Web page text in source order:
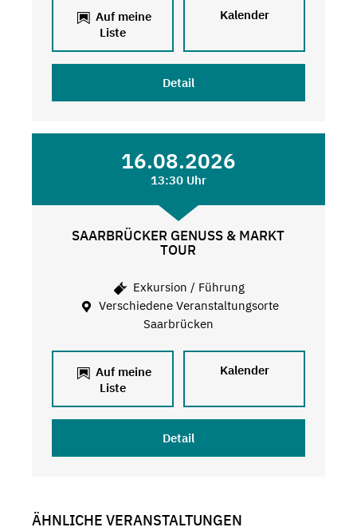
Auf meine
Liste
Kalender
Detail
16.08.2026
13:30 Uhr
SAARBRÜCKER GENUSS & MARKT
TOUR
Exkursion / Führung
Verschiedene Veranstaltungsorte
Saarbrücken
Auf meine
Liste
Kalender
Detail
ÄHNLICHE VERANSTALTUNGEN